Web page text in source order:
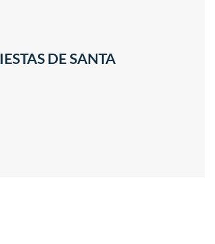
DE SANTA